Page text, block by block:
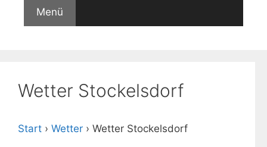
Menü
Wetter Stockelsdorf
Start › Wetter › Wetter Stockelsdorf